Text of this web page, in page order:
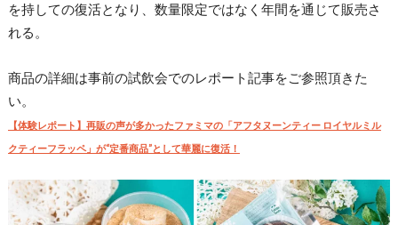
を持しての復活となり、数量限定ではなく年間を通じて販売さ
れる。
商品の詳細は事前の試飲会でのレポート記事をご参照頂きた
い。
【体験レポート】再販の声が多かったファミマの「アフタヌーンティー ロイヤルミル
クティーフラッペ」が“定番商品”として華麗に復活！